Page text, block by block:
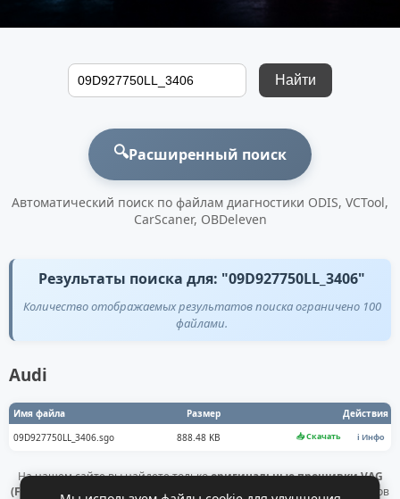
Найти
🔍Расширенный поиск
Автоматический поиск по файлам диагностики ODIS, VCTool,
CarScaner, OBDeleven
Результаты поиска для: "09D927750LL_3406"
Количество отображаемых результатов поиска ограничено 100
файлами.
Audi
Имя файла Размер
Действия
09D927750LL_3406.sgo
888.48 KB 📥 Скачать ℹ️ Инфо
На нашем сайте вы найдете толькооригинальные прошивки VAG
(Flashdaten)
. Все файлы получены напрямую с официальных серверов